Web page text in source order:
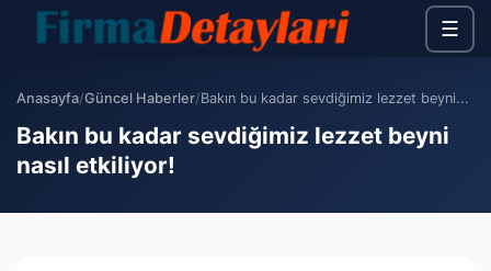
☰
Anasayfa/Güncel Haberler/Bakın bu kadar sevdiğimiz lezzet beyni...
Bakın bu kadar sevdiğimiz lezzet beyni
nasıl etkiliyor!